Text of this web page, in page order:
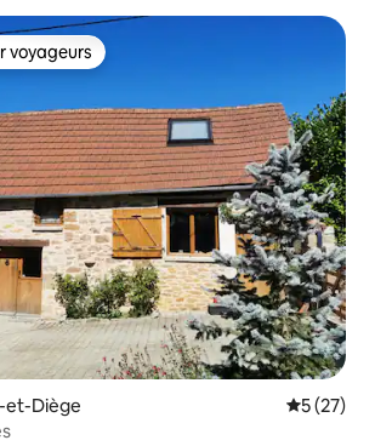
parmi les plus aimés
voyageurs
et-Diège Note
5 (27)